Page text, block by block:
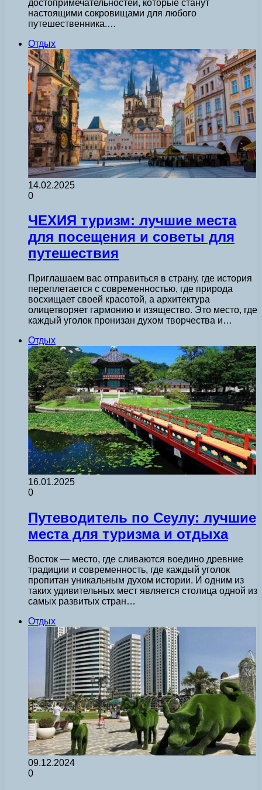
достопримечательностей, которые станут
настоящими сокровищами для любого
путешественника.…
Отдых
14.02.2025
0
ЧЕХИЯ туризм: лучшие места
для посещения и советы для
путешествия
Приглашаем вас отправиться в страну, где история
переплетается с современностью, где природа
восхищает своей красотой, а архитектура
олицетворяет гармонию и изящество. Это место, где
каждый уголок пронизан духом творчества и…
Отдых
16.01.2025
0
Путеводитель по Сеулу: лучшие
места для туризма и отдыха
Восток — место, где сливаются воедино древние
традиции и современность, где каждый уголок
пропитан уникальным духом истории. И одним из
таких удивительных мест является столица одной из
самых развитых стран…
Отдых
09.12.2024
0